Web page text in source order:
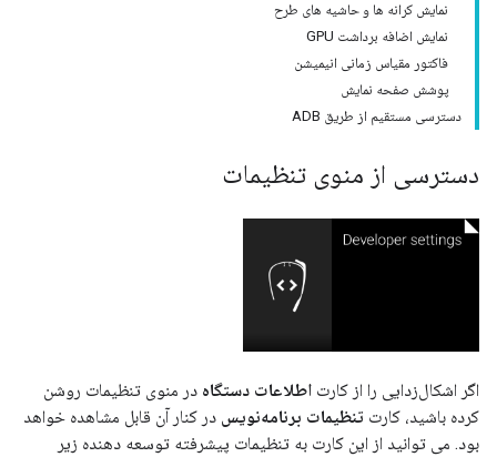
نمایش کرانه ها و حاشیه های طرح
نمایش اضافه برداشت GPU
فاکتور مقیاس زمانی انیمیشن
پوشش صفحه نمایش
دسترسی مستقیم از طریق ADB
دسترسی از منوی تنظیمات
اگر اشکال‌زدایی را از کارت اطلاعات دستگاه در منوی تنظیمات روشن
کرده باشید، کارت تنظیمات برنامه‌نویس در کنار آن قابل مشاهده خواهد
بود. می توانید از این کارت به تنظیمات پیشرفته توسعه دهنده زیر